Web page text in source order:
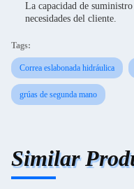
La capacidad de
necesidades del cliente.
Tags:
Correa eslabonada hidráulica
grúas de segunda mano
Similar